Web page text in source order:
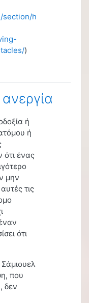
health-
)
ή
ή
ένας
μην
τις
ότι
που
δεν